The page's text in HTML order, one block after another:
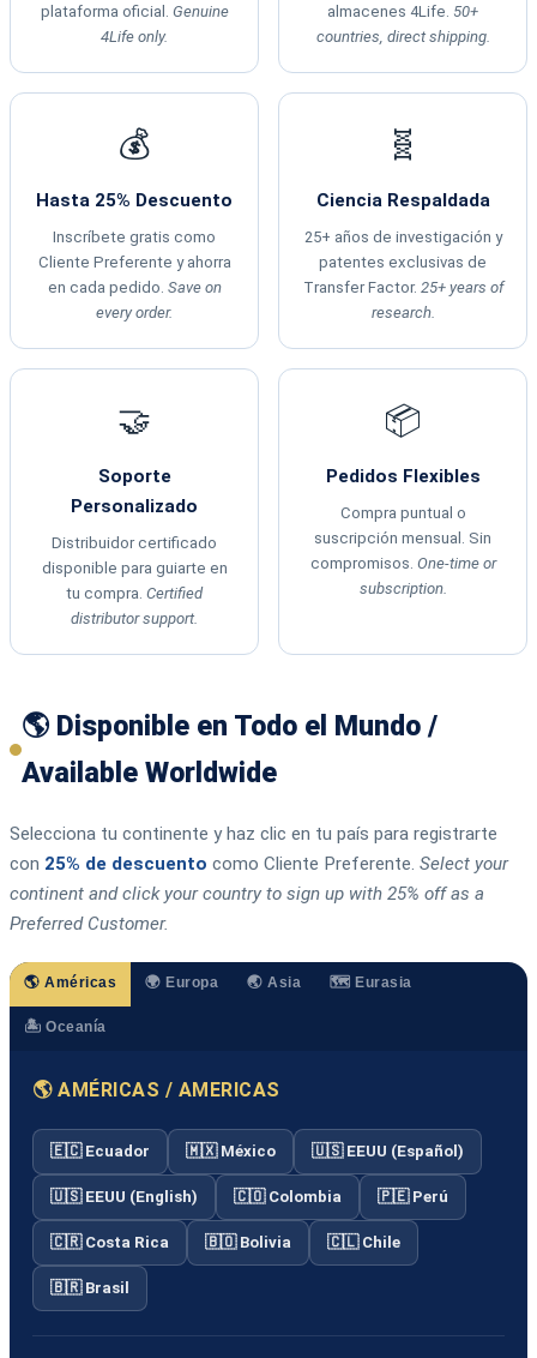
plataforma oficial. Genuine
4Life only.
almacenes 4Life. 50+
countries, direct shipping.
💰
Hasta 25% Descuento
Inscríbete gratis como
Cliente Preferente y ahorra
en cada pedido. Save on
every order.
🧬
Ciencia Respaldada
25+ años de investigación y
patentes exclusivas de
Transfer Factor. 25+ years of
research.
🤝
Soporte
Personalizado
Distribuidor certificado
disponible para guiarte en
tu compra. Certified
distributor support.
📦
Pedidos Flexibles
Compra puntual o
suscripción mensual. Sin
compromisos. One-time or
subscription.
🌎 Disponible en Todo el Mundo /
Available Worldwide
Selecciona tu continente y haz clic en tu país para registrarte
con 25% de descuento como Cliente Preferente. Select your
continent and click your country to sign up with 25% off as a
Preferred Customer.
🌎 Américas 🌍 Europa 🌏 Asia 🗺️ Eurasia
🏝️ Oceanía
🌎 AMÉRICAS / AMERICAS
🇪🇨 Ecuador 🇲🇽 México 🇺🇸 EEUU (Español)
🇺🇸 EEUU (English) 🇨🇴 Colombia 🇵🇪 Perú
🇨🇷 Costa Rica 🇧🇴 Bolivia 🇨🇱 Chile
🇧🇷 Brasil